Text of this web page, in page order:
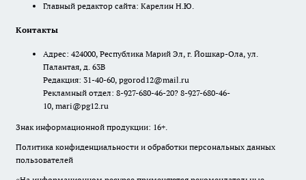
Главный редактор сайта: Карелин Н.Ю.
Контакты
Адрес: 424000, Республика Марий Эл, г. Йошкар-Ола, ул.
Палантая, д. 63В
Редакция: 31-40-60, pgorod12@mail.ru
Рекламный отдел: 8-927-680-46-20? 8-927-680-46-
10, mari@pg12.ru
Знак информационной продукции: 16+.
Политика конфиденциальности и обработки персональных данных
пользователей